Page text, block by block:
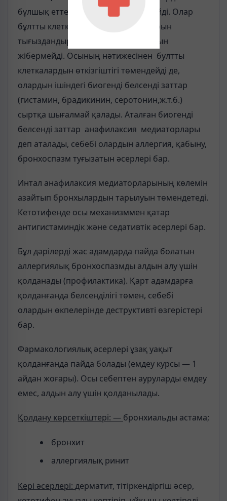
бұлшық еттеріне тікелей әсер етпейді. Олар
бұлтты клеткалардын мембраналарын
тығыздандырып, оларға Са иондарын
жібермейді. Осының нәтижесінен бултты
клеткалардын өткізгіштігі төмендейді де,
олардын ішіндегі биогенді белсенді заттар
(гистамин, брадикинин, серотонин,ж.т.б.)
сыртқа шығалмай қалады. Аталған биогенді
белсенді заттар анафилаксия медиаторлары
деп аталады, себебі олардын аллергия, қабыну,
бронхоспазм туғызатын әсерлері бар.
Интал анафилаксия медиаторларының көлемін
азайтып бронхылардын тарылуын төмендетеді.
Кетотифенде осы механизммен қатар
антигистаминдік және седативтік әсерлері бар.
Бұл дәрілерді жас адамдарда пайда болатын
аллергиялық бронхоспазмды алдын алу үшін
қолданады (профилактика). Қарт адамдарға
қолданғанда белсенділігі төмен, себебі
олардын өкпелерінде деструктивті өзгерістері
бар.
Фармакологиялық әсерлері ұзақ уақыт
қолданғанда пайда болады (емдеу курсы — 1
айдан жоғары). Осы себептен ауруларды емдеу
емес, алдын алу үшін қолданылады.
Қолдану көрсеткіштері: — бронхиальды астама;
бронхит
аллергиялық ринит
Кері әсерлері: дерматит, тітіркендіргіш әсер,